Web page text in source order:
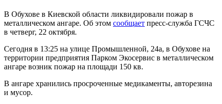
В Обухове в Киевской области ликвидировали пожар в
металлическом ангаре. Об этом сообщает пресс-служба ГСЧС
в четверг, 22 октября.
Сегодня в 13:25 на улице Промышленной, 24а, в Обухове на
территории предприятия Парком Экосервис в металлическом
ангаре возник пожар на площади 150 кв.
В ангаре хранились просроченные медикаменты, авторезина
и мусор.